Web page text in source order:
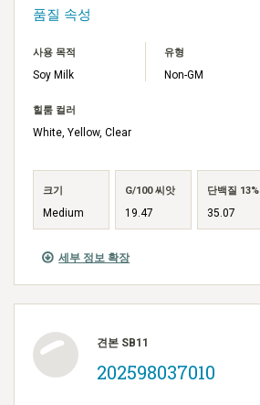
세부 정보 확장
품질 속성
사용 목적
Soy Milk
유형
Non-GM
힐룸 컬러
White, Yellow, Clear
크기
Medium
G/100 씨앗
19.47
단백질 13%
35.07
견본 SB11
202598037010